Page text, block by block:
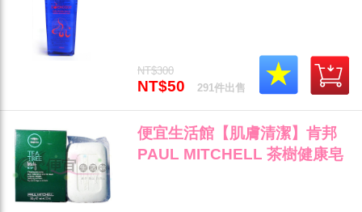
NT$300
NT$50 291件出售
便宜生活館【肌膚清潔】肯邦
PAUL MITCHELL 茶樹健康皂